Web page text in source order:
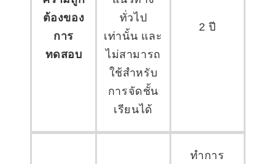
ต้องของ
การ
ทดสอบ
ทั่วไป
เท่านั้น และ
ไม่สามารถ
ใช้สำหรับ
การจัดชั้น
เรียนได้
2 ปี
ทำการ